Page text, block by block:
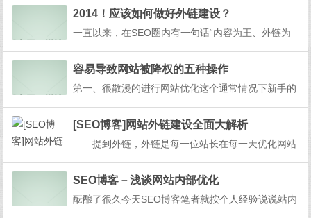
做好SEO优化，毕竟这能给我们的网站带来更大的流
量，而且花费相比竞价来讲是非常少的。经过多年的
SEO优化经验，今天与大家分享一下，新站前期应该
注意...
2014！应该如何做好外链建设？
一直以来，在SEO圈内有一句话“内容为王、外链为
说过，可见外链在SEO优化中所占的位置。外链对于
SEO来讲是必不可少的，再好再高质量的网站内容，
没有高质量外链的辅助根本就是无济于事，根据经验
来...
容易导致网站被降权的五种操作
第一、很散漫的进行网站优化这个通常情况下新手的
来慢慢修改。可他们却不知道网站在被百度收录之前
就一定要把重要的信息给改完善了才行。这个好比女
人化妆一样，当纯天然的看起来没那么的漂亮，一
旦...
[SEO博客]网站外链建设全面大解析
提到外链，外链是每一位站长在每一天优化网站
所离不开的优化工作，既然外链是站长每天必须做的
优化工作，那么可以看出外链对于网站的重要性。
当然，从目前的百度搜索引擎优化角度来说，可能
SEO博客－浅谈网站内部优化
酝酿了很久今天SEO博客笔者就按个人经验说说站内